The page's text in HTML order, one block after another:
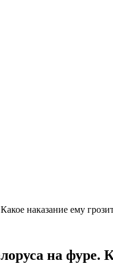
наказание ему
на фуре.